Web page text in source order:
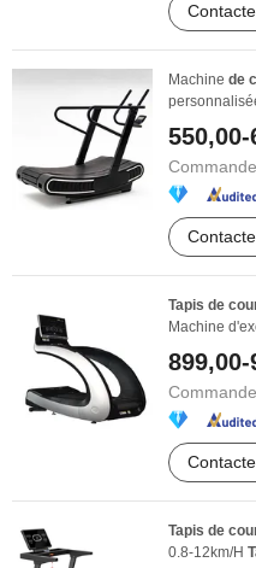
Machine de
550,00-
Tapis de
Machine
899,00-
Tapis de
0.8-12km/H